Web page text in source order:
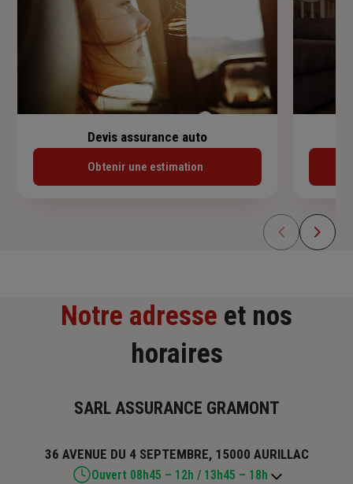
Devis assurance auto
Obtenir une estimation
Notre adresse et nos
horaires
SARL ASSURANCE GRAMONT
36 AVENUE DU 4 SEPTEMBRE, 15000 AURILLAC
Ouvert 08h45 – 12h / 13h45 – 18h